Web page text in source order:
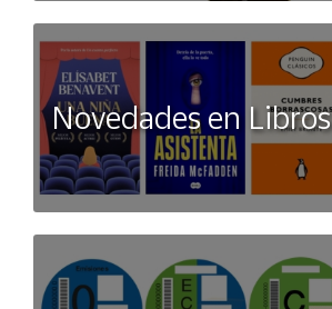
Novedades en Libros